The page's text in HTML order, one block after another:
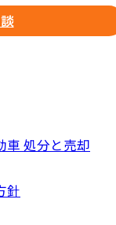
車 処分と売却
針